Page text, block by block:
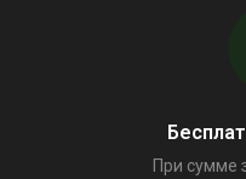
При сумме